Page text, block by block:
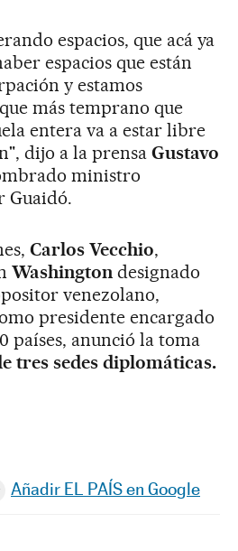
espacios, que acá ya
espacios que están
y estamos
más temprano que
entera va a estar libre
dijo a la prensa Gustavo
ministro
Guaidó.
Carlos Vecchio,
Washington designado
venezolano,
presidente encargado
países, anunció la toma
tres sedes diplomáticas.
en Facebook
en Twitter
Redes Sociales
Añadir EL PAÍS en Google